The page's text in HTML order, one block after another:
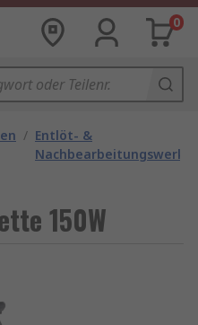
0
/ Entlöt- &
150W